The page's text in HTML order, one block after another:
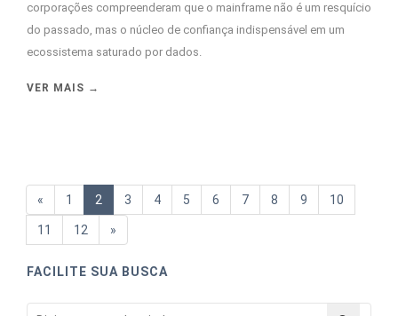
corporações compreenderam que o mainframe não é um resquício
do passado, mas o núcleo de confiança indispensável em um
ecossistema saturado por dados.
VER MAIS →
« 1 2 3 4 5 6 7 8 9 10
11 12 »
FACILITE SUA BUSCA